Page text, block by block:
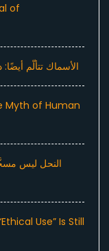
of
الأسماك تتألّم
Myth of Human
النحل ليس
Use” Is Still